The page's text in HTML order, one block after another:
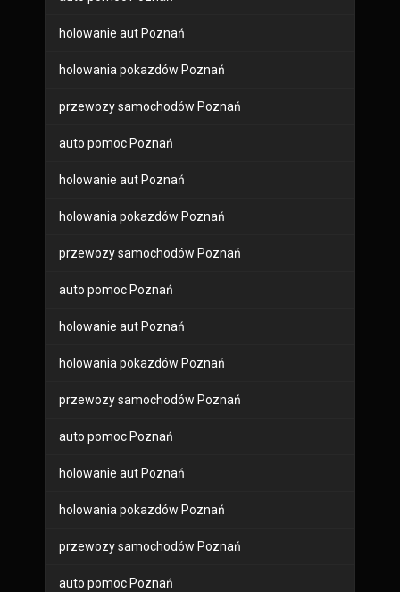
holowanie aut Poznań
holowania pokazdów Poznań
przewozy samochodów Poznań
auto pomoc Poznań
holowanie aut Poznań
holowania pokazdów Poznań
przewozy samochodów Poznań
auto pomoc Poznań
holowanie aut Poznań
holowania pokazdów Poznań
przewozy samochodów Poznań
auto pomoc Poznań
holowanie aut Poznań
holowania pokazdów Poznań
przewozy samochodów Poznań
auto pomoc Poznań